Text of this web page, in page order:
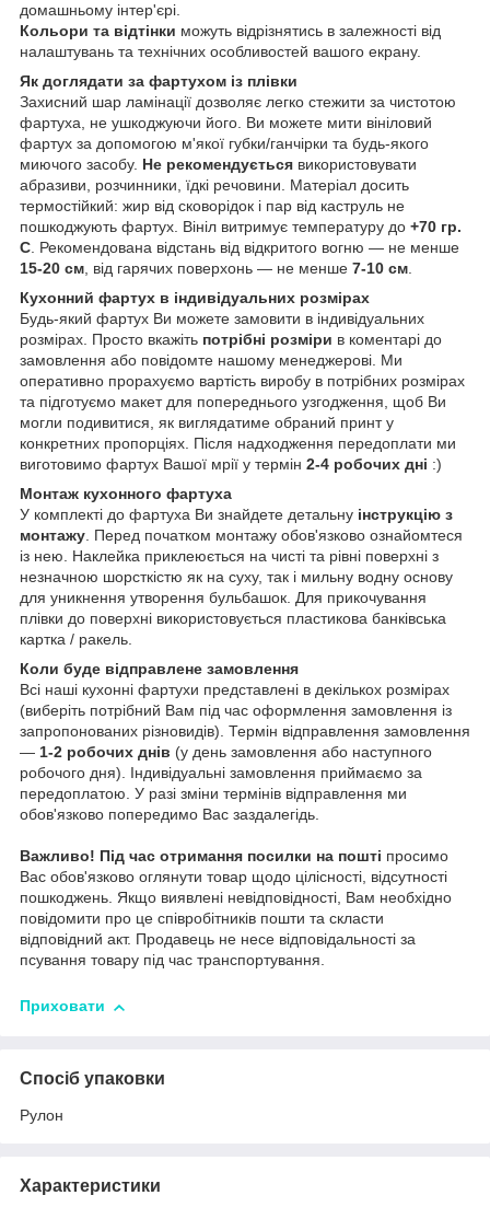
домашньому інтер'єрі.
Кольори та відтінки можуть відрізнятись в залежності від
налаштувань та технічних особливостей вашого екрану.
Як доглядати за фартухом із плівки
Захисний шар ламінації дозволяє легко стежити за чистотою
фартуха, не ушкоджуючи його. Ви можете мити вініловий
фартух за допомогою м'якої губки/ганчірки та будь-якого
миючого засобу. Не рекомендується використовувати
абразиви, розчинники, їдкі речовини. Матеріал досить
термостійкий: жир від сковорідок і пар від каструль не
пошкоджують фартух. Вініл витримує температуру до +70 гр.
С. Рекомендована відстань від відкритого вогню — не менше
15-20 см, від гарячих поверхонь — не менше 7-10 см.
Кухонний фартух в індивідуальних розмірах
Будь-який фартух Ви можете замовити в індивідуальних
розмірах. Просто вкажіть потрібні розміри в коментарі до
замовлення або повідомте нашому менеджерові. Ми
оперативно прорахуємо вартість виробу в потрібних розмірах
та підготуємо макет для попереднього узгодження, щоб Ви
могли подивитися, як виглядатиме обраний принт у
конкретних пропорціях. Після надходження передоплати ми
виготовимо фартух Вашої мрії у термін 2-4 робочих дні :)
Монтаж кухонного фартуха
У комплекті до фартуха Ви знайдете детальну інструкцію з
монтажу. Перед початком монтажу обов'язково ознайомтеся
із нею. Наклейка приклеюється на чисті та рівні поверхні з
незначною шорсткістю як на суху, так і мильну водну основу
для уникнення утворення бульбашок. Для прикочування
плівки до поверхні використовується пластикова банківська
картка / ракель.
Коли буде відправлене замовлення
Всі наші кухонні фартухи представлені в декількох розмірах
(виберіть потрібний Вам під час оформлення замовлення із
запропонованих різновидів). Термін відправлення замовлення
— 1-2 робочих днів (у день замовлення або наступного
робочого дня). Індивідуальні замовлення приймаємо за
передоплатою. У разі зміни термінів відправлення ми
обов'язково попередимо Вас заздалегідь.
Важливо! Під час отримання посилки на пошті просимо
Вас обов'язково оглянути товар щодо цілісності, відсутності
пошкоджень. Якщо виявлені невідповідності, Вам необхідно
повідомити про це співробітників пошти та скласти
відповідний акт. Продавець не несе відповідальності за
псування товару під час транспортування.
Приховати
Спосіб упаковки
Рулон
Характеристики